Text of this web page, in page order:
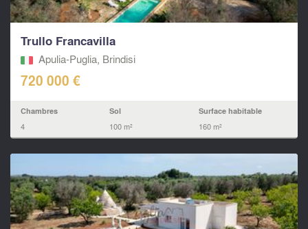
Trullo Francavilla
Apulia-Puglia, Brindisi
720 000 €
Chambres
4
Sol
100 m²
Surface habitable
160 m²